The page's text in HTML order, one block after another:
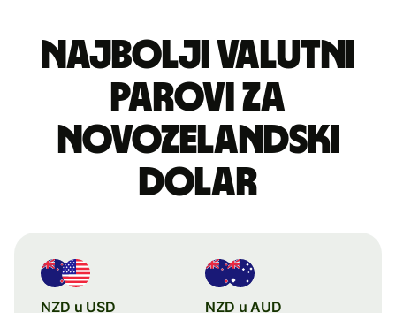
Najbolji valutni
parovi za
novozelandski
dolar
NZD u USD NZD u AUD